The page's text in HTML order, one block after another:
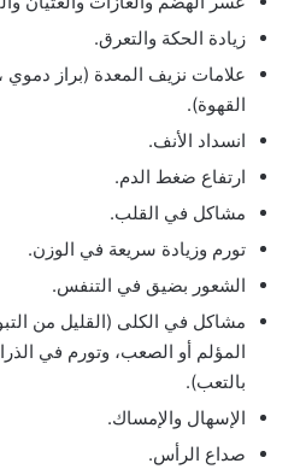
زيادة الحكة والتعرق.
علامات نزيف المعدة (براز
القهوة).
انسداد الأنف.
ارتفاع ضغط الدم.
مشاكل في القلب.
تورم وزيادة سريعة في الوزن.
الشعور بضيق في التنفس.
مشاكل في الكلى (القليل من
المؤلم أو الصعب، وتورم في
بالتعب).
الإسهال والإمساك.
صداع الرأس.